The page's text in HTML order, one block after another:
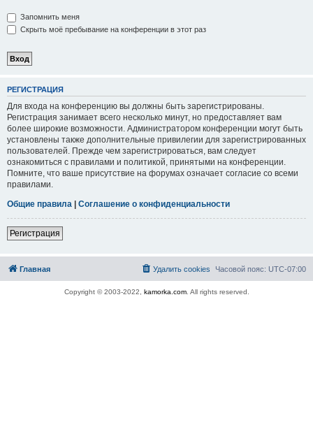
Запомнить меня
Скрыть моё пребывание на конференции в этот раз
РЕГИСТРАЦИЯ
Для входа на конференцию вы должны быть зарегистрированы.
Регистрация занимает всего несколько минут, но предоставляет вам
более широкие возможности. Администратором конференции могут быть
установлены также дополнительные привилегии для зарегистрированных
пользователей. Прежде чем зарегистрироваться, вам следует
ознакомиться с правилами и политикой, принятыми на конференции.
Помните, что ваше присутствие на форумах означает согласие со всеми
правилами.
Общие правила | Соглашение о конфиденциальности
Регистрация
Главная Часовой пояс: UTC-07:00
Удалить cookies
Copyright © 2003-2022, kamorka.com. All rights reserved.